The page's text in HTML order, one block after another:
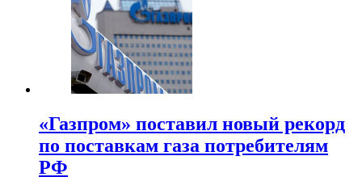
«Газпром» поставил новый рекорд
по поставкам газа потребителям
РФ